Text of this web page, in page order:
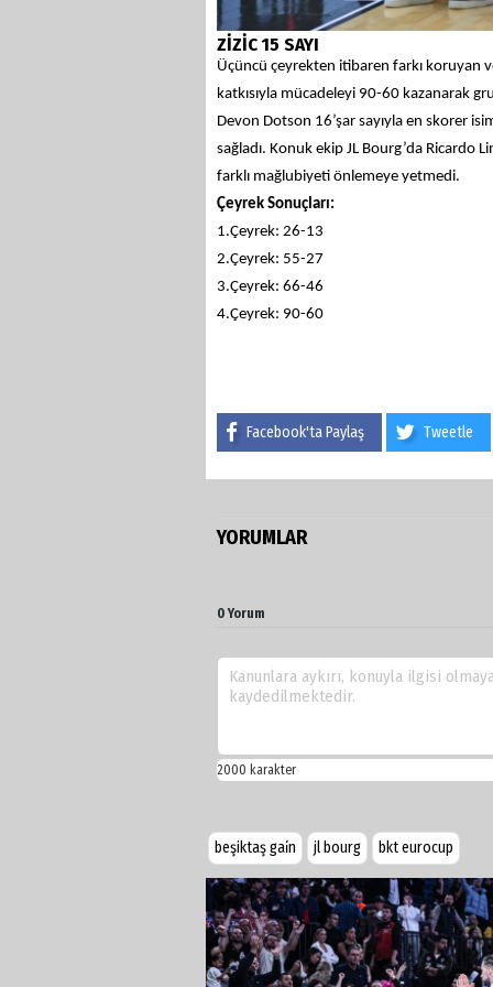
ZİZİC 15 SAYI
Üçüncü çeyrekten itibaren farkı koruyan
katkısıyla mücadeleyi 90-60 kazanarak
Devon Dotson 16’şar sayıyla en skorer
sağladı. Konuk ekip JL Bourg’da Ricardo
farklı mağlubiyeti önlemeye yetmedi.
Çeyrek Sonuçları:
1.Çeyrek: 26-13
2.Çeyrek: 55-27
3.Çeyrek: 66-46
4.Çeyrek: 90-60
Facebook'ta Paylaş Tweetle
YORUMLAR
0 Yorum
beşiktaş gai̇n jl bourg bkt eurocup